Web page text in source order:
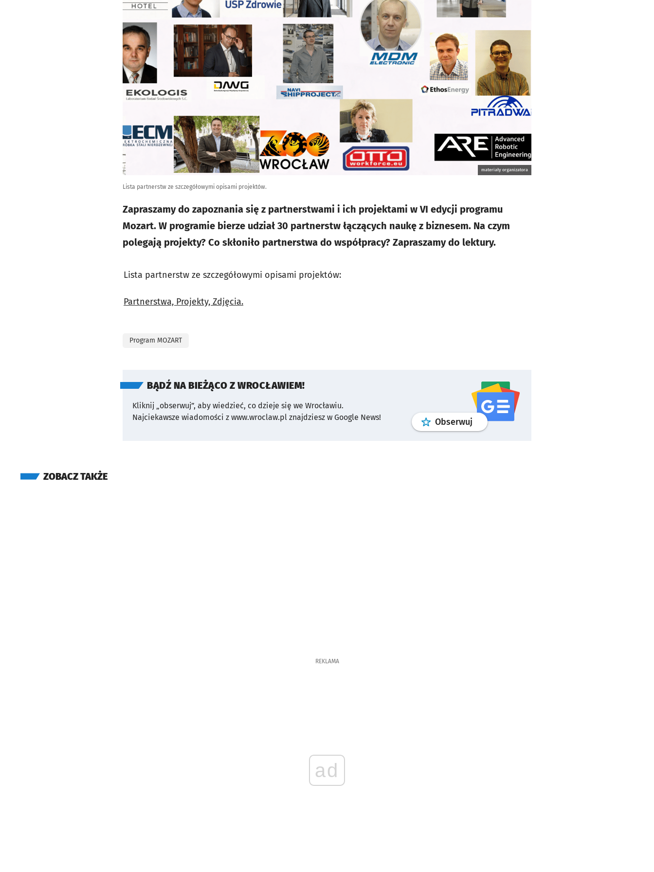
materiały organizatora
Lista partnerstw ze szczegółowymi opisami projektów.
Zapraszamy do zapoznania się z partnerstwami i ich projektami w VI edycji programu
Mozart. W programie bierze udział 30 partnerstw łączących naukę z biznesem. Na czym
polegają projekty? Co skłoniło partnerstwa do współpracy? Zapraszamy do lektury.
Lista partnerstw ze szczegółowymi opisami projektów:
Partnerstwa, Projekty, Zdjęcia.
Program MOZART
BĄDŹ NA BIEŻĄCO Z WROCŁAWIEM!
Kliknij „obserwuj”, aby wiedzieć, co dzieje się we Wrocławiu.
Najciekawsze wiadomości z www.wroclaw.pl znajdziesz w Google News!
Obserwuj profilgoogle news
ZOBACZ TAKŻE
REKLAMA
ad